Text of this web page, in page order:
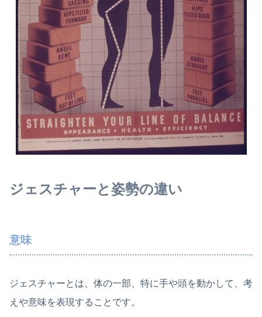
ジェスチャーと姿勢の違い
意味
ジェスチャーとは、体の一部、特に手や頭を動かして、考
えや意味を表現することです。